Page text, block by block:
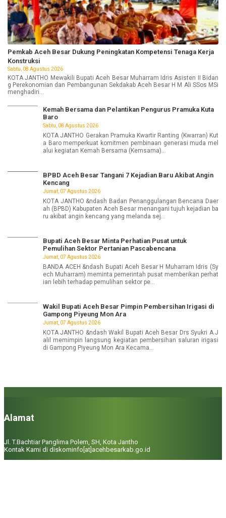
Pemkab Aceh Besar Dukung Peningkatan Kompetensi Tenaga Kerja
Konstruksi
Sabtu, 08 Agustus 2026
KOTA JANTHO Mewakili Bupati Aceh Besar Muharram Idris Asisten II Bidan
g Perekonomian dan Pembangunan Sekdakab Aceh Besar H M Ali SSos MSi
menghadiri...
Kemah Bersama dan Pelantikan Pengurus Pramuka Kuta
Baro
Sabtu, 08 Agustus 2026
KOTA JANTHO Gerakan Pramuka Kwartir Ranting (Kwarran) Kut
a Baro memperkuat komitmen pembinaan generasi muda mel
alui kegiatan Kemah Bersama (Kemsama)...
BPBD Aceh Besar Tangani 7 Kejadian Baru Akibat Angin
Kencang
Jumat, 07 Agustus 2026
KOTA JANTHO &ndash Badan Penanggulangan Bencana Daer
ah (BPBD) Kabupaten Aceh Besar menangani tujuh kejadian ba
ru akibat angin kencang yang melanda sej...
Bupati Aceh Besar Minta Perhatian Pusat untuk
Pemulihan Sektor Pertanian Pascabencana
Jumat, 07 Agustus 2026
BANDA ACEH &ndash Bupati Aceh Besar H Muharram Idris (Sy
ech Muharram) meminta pemerintah pusat memberikan perhat
ian lebih terhadap pemulihan sektor pe...
Wakil Bupati Aceh Besar Pimpin Pembersihan Irigasi di
Gampong Piyeung Mon Ara
Jumat, 07 Agustus 2026
KOTA JANTHO &ndash Wakil Bupati Aceh Besar Drs Syukri A J
alil memimpin langsung kegiatan pembersihan saluran irigasi
di Gampong Piyeung Mon Ara Kecama...
Alamat
Jl. T.Bachtiar Panglima Polem, SH, Kota Jantho
Kontak Kami di diskominfo[at]acehbesarkab.go.id